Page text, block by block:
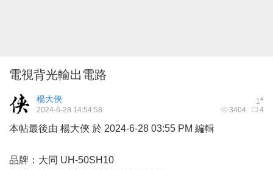
電視背光輸出電路
1#
楊大俠
3404 4
2024-6-28 14:54:58
本帖最後由 楊大俠 於 2024-6-28 03:55 PM 編輯
品牌：大同 UH-50SH10